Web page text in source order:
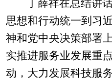
丁薛祥在总结讲
思想和行动统一到习
神和党中央决策部署
实推进服务业发展重
动，大力发展科技服